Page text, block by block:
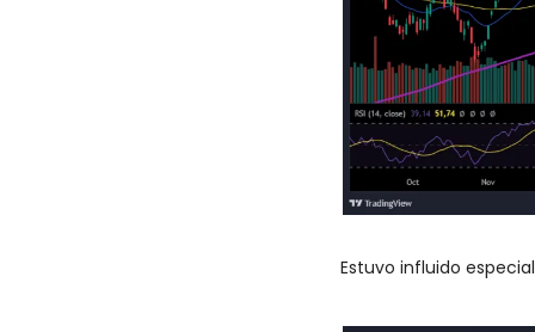
Estuvo influido